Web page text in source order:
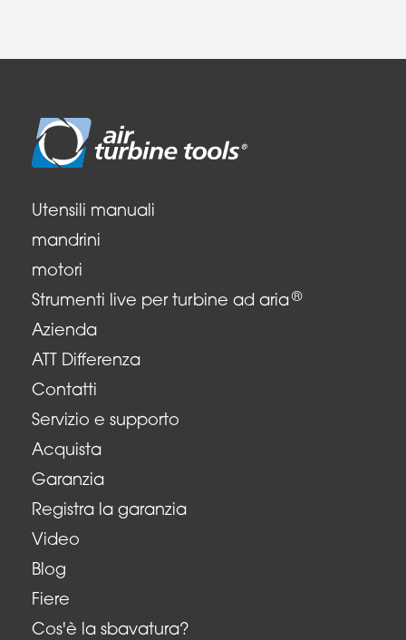
Utensili manuali
mandrini
motori
Strumenti live per turbine ad aria ®
Azienda
ATT Differenza
Contatti
Servizio e supporto
Acquista
Garanzia
Registra la garanzia
Video
Blog
Fiere
Cos'è la sbavatura?